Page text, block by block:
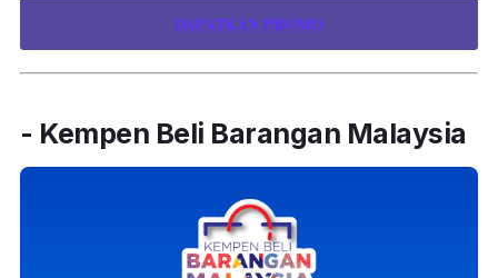
DAPATKAN PROMO
- Kempen Beli Barangan Malaysia